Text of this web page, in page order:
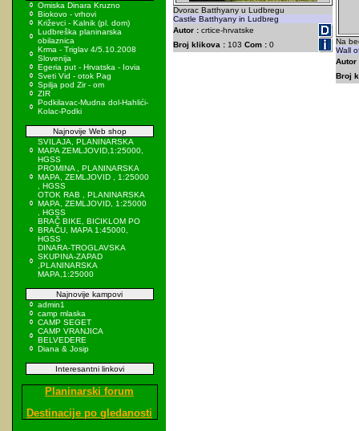
Omiska Dinara Kruzno
Biokovo - vrhovi
Križevci - Kalnik (pl. dom)
Ludbreška planinarska
obilaznica
Krma - Triglav 4/5.10.2008
Slovenija
Egeria put - Hrvatska - Iovia
Sveti Vid - otok Pag
Spilja pod Zir - om
ZIR
Podkilavac-Mudna dol-Hahlići-
Kolac-Podki
Najnovije Web shop
SVILAJA, PLANINARSKA
MAPA ZEMLJOVID,1:25000,
HGSS
PROMINA , PLANINARSKA
MAPA, ZEMLJOVID , 1:25000
, HGSS
OTOK RAB , PLANINARSKA
MAPA, ZEMLJOVID, 1:25000
, HGSS
BRAČ BIKE, BICIKLOM PO
BRAČU, MAPA 1:45000,
HGSS
DINARA-TROGLAVSKA
SKUPINA-ZAPAD
,PLANINARSKA
MAPA,1:25000
Najnovije kampovi
admin1
camp mlaska
CAMP SEGET
CAMP VRANJICA
BELVEDERE
Diana & Josip
Interesantni linkovi
Planinarski forum
Destinacije po gledanosti
Dvorac Batthyany u Ludbregu
Castle Batthyany in Ludbreg
Autor : crtice-hrvatske
Broj klikova : 103 Com : 0
Na
Wall
Autor
Broj